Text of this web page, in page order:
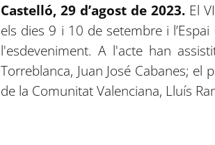
Castelló, 29 d’agost de 2023. El
els dies 9 i 10 de setembre i
l'esdeveniment. A l'acte han
Torreblanca, Juan José Cabanes;
de la Comunitat Valenciana, Lluís